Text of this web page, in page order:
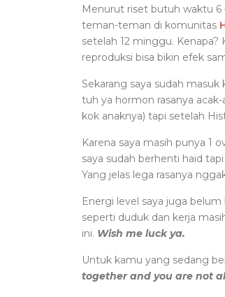
Menurut riset butuh waktu
teman-teman di komunitas
setelah 12 minggu. Kenapa?
reproduksi bisa bikin efek
Sekarang saya sudah
tuh ya hormon rasanya
kok anaknya) tapi setelah
Karena saya masih punya 1
saya sudah berhenti haid
Yang jelas lega rasanya
Energi level saya juga
seperti duduk dan kerja
ini. Wish me luck ya.
Untuk kamu yang sedang
together and you are not